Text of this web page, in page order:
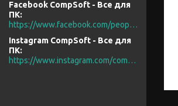
Facebook CompSoft - Все для
ПК
https://www.facebook.com/people/CompSoft-Все-для-ПК/61573976796581/
Instagram CompSoft - Все для
ПК
https://www.instagram.com/compsoft.ua/